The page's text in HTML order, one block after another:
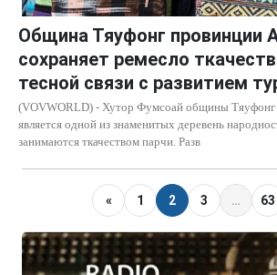
Община Тяуфонг провинции
сохраняет ремесло
тесной связи с развитием
(VOVWORLD) - Хутор Фумсоай общины Тяуфонг
является одной из знаменитых деревень
занимаются ткачеством парчи. Разв
« 1 2 3 … 63